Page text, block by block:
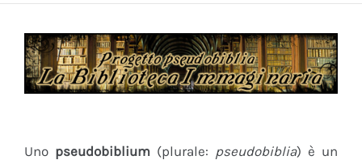
Uno pseudobiblium (plurale: pseudobiblia) è un